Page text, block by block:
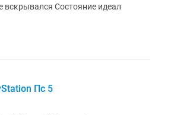
Телефон в отличном состоянии Память 512 Емкость 88 Не вскрывался Состояние идеал
Пс 5